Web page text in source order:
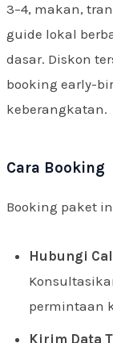
3–4, makan,
guide lokal
dasar. Diskon
booking early-
keberangkatan.
Cara Booking
Booking paket
Hubungi
permintaan
Kirim Data